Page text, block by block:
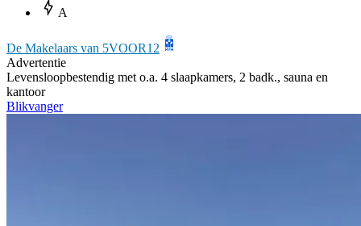
A
De Makelaars van 5VOOR12
Advertentie
Levensloopbestendig met o.a. 4 slaapkamers, 2 badk., sauna en
kantoor
Blikvanger